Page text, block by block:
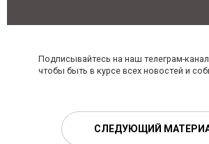
Подписывайтесь на наш телеграм-канал
чтобы быть в курсе всех новостей и
СЛЕДУЮЩИЙ